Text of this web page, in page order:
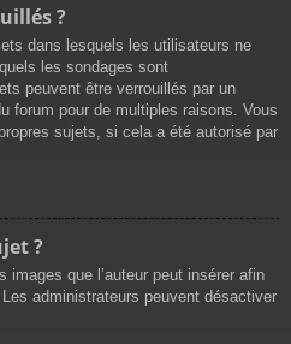
?
dans lesquels les utilisateurs ne
les sondages sont
peuvent être verrouillés par un
forum pour de multiples raisons. Vous
sujets, si cela a été autorisé par
?
que l’auteur peut insérer afin
administrateurs peuvent désactiver